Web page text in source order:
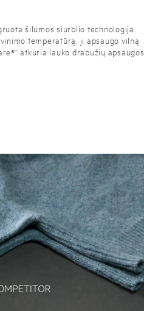
šilumos siurblio technologija.
temperatūrą, ji apsaugo vilną
atkuria lauko drabužių apsaugos